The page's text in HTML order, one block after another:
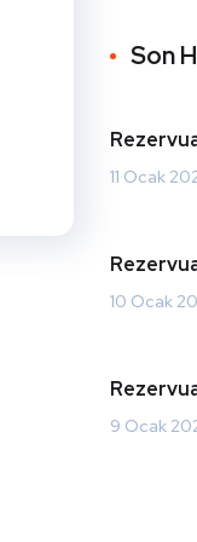
Son
11 Ocak
10 Ocak
9 Ocak